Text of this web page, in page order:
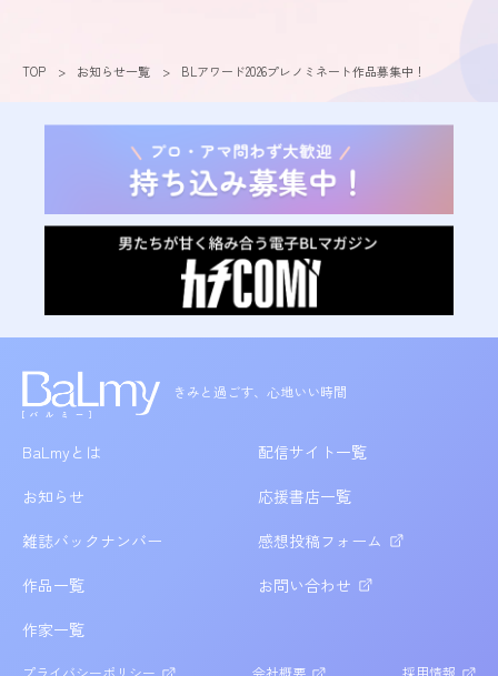
TOP お知らせ一覧 BLアワード2026プレノミネート作品募集中！
きみと過ごす、心地いい時間
BaLmyとは
お知らせ
雑誌バックナンバー
作品一覧
作家一覧
配信サイト一覧
応援書店一覧
感想投稿フォーム
お問い合わせ